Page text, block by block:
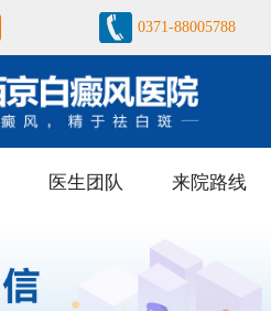
0371-88005788
医生团队 来院路线